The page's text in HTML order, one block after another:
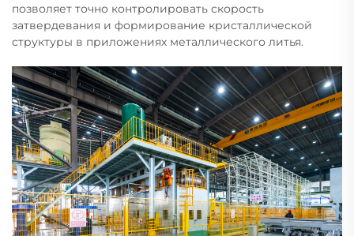
позволяет точно контролировать скорость
затвердевания и формирование кристаллической
структуры в приложениях металлического литья.